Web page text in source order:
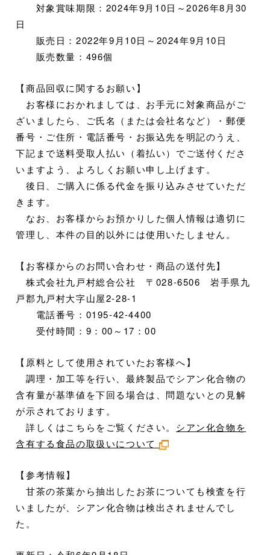
対象賞味期限：2024年9月10日～2026年8月30
日
販売日：2022年9月10日～2024年9月10日
販売数量：496個
【商品回収に関するお願い】
お客様におかれましては、お手元に対象商品がご
ざいましたら、ご氏名（または会社名など）・郵便
番号・ご住所・電話番号・お振込先を明記のうえ、
下記まで送料受取人払い（着払い）でご送付くださ
いますよう、よろしくお願い申し上げます。
後日、ご購入に係る代金を振り込みさせていただ
きます。
なお、お客様からお預かりした個人情報は適切に
管理し、本件の目的以外には使用いたしません。
【お客様からのお問い合わせ・商品の送付先】
株式会社九戸村総合公社 〒028-6506 岩手県九
戸郡九戸村大字山屋2-28-1
電話番号：0195-42-4400
受付時間：9：00～17：00
【原料として使用されていたお客様へ】
調理・加工等を行い、最終製品でシアン化合物の
含有量が基準値を下回る場合は、問題ないとの見解
が示されております。
詳しくはこちらをご覧ください。 シアン化合物を
含有する食品の取扱いについて
【参考情報】
甘茶の茶葉から抽出したお茶についても検査を行
いましたが、シアン化合物は検出されませんでし
た。